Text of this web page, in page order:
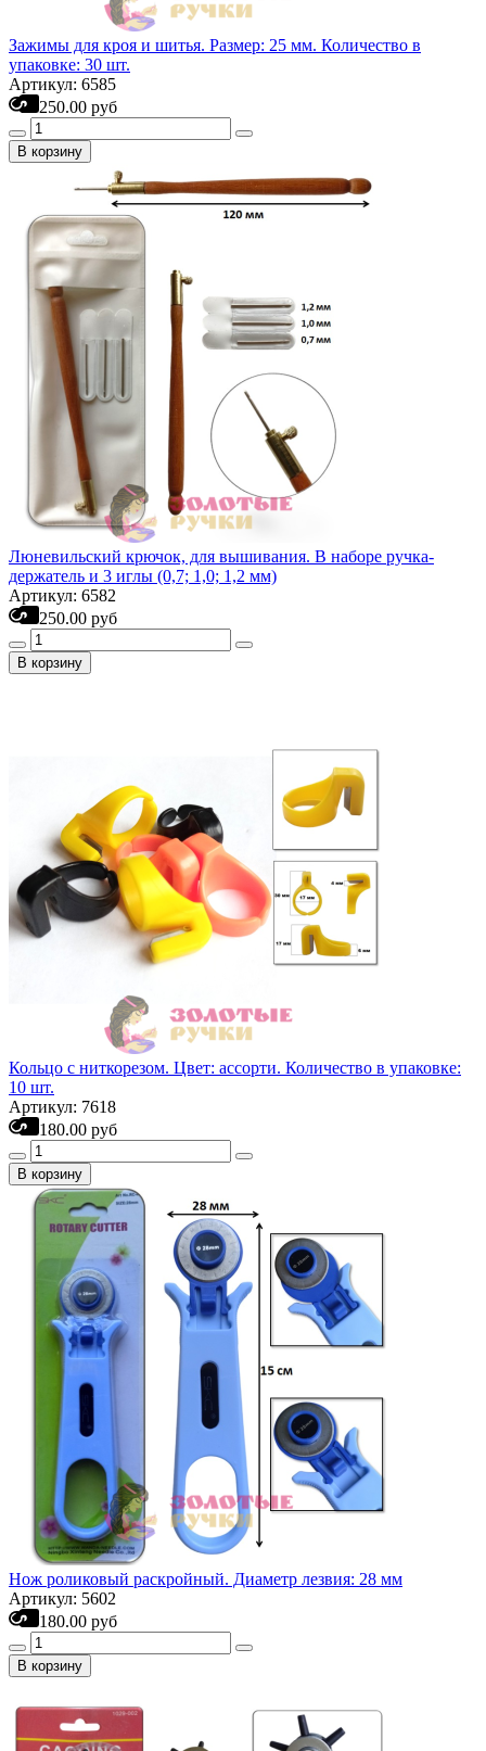
Зажимы для кроя и шитья. Размер: 25 мм. Количество в
упаковке: 30 шт.
Артикул: 6585
250.00 руб
В корзину
Люневильский крючок, для вышивания. В наборе ручка-
держатель и 3 иглы (0,7; 1,0; 1,2 мм)
Артикул: 6582
250.00 руб
В корзину
Кольцо с ниткорезом. Цвет: ассорти. Количество в упаковке:
10 шт.
Артикул: 7618
180.00 руб
В корзину
Нож роликовый раскройный. Диаметр лезвия: 28 мм
Артикул: 5602
180.00 руб
В корзину